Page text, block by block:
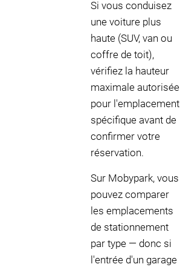
Si vous conduisez
une voiture plus
haute (SUV, van ou
coffre de toit),
vérifiez la hauteur
maximale autorisée
pour l'emplacement
spécifique avant de
confirmer votre
réservation.
Sur Mobypark, vous
pouvez comparer
les emplacements
de stationnement
par type — donc si
l'entrée d'un garage